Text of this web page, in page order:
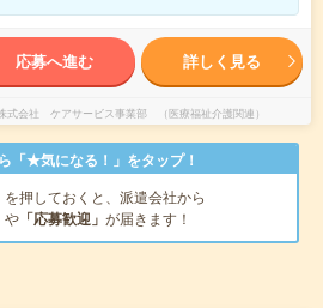
応募へ進む 詳しく見る
式会社 ケアサービス事業部 （医療福祉介護関連）
「★気になる！」をタップ！
を押しておくと、派遣会社から
や 「応募歓迎」 が届きます！